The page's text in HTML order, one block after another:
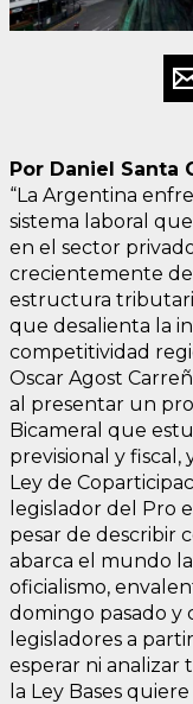
Por Daniel Santa
“La Argentina
sistema laboral
en el sector
crecientemente
estructura
que desalienta la
competitividad
Oscar Agost
al presentar un
Bicameral que
previsional y
Ley de
legislador del Pro
pesar de describir
abarca el mundo
oficialismo,
domingo pasado y
legisladores a
esperar ni analizar
la Ley Bases